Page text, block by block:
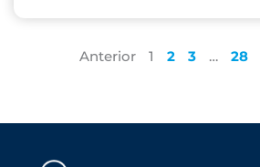
Anterior 1 2 3 … 28